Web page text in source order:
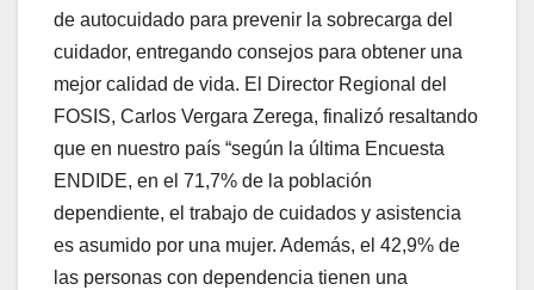
de autocuidado para prevenir la sobrecarga del
cuidador, entregando consejos para obtener una
mejor calidad de vida. El Director Regional del
FOSIS, Carlos Vergara Zerega, finalizó resaltando
que en nuestro país “según la última Encuesta
ENDIDE, en el 71,7% de la población
dependiente, el trabajo de cuidados y asistencia
es asumido por una mujer. Además, el 42,9% de
las personas con dependencia tienen una